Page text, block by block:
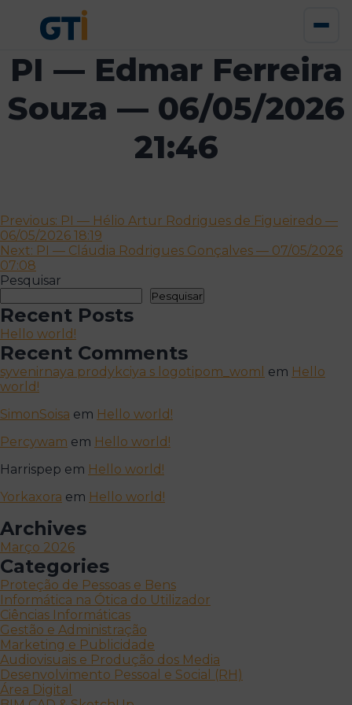
PI — Edmar Ferreira
Souza — 06/05/2026
21:46
Navegação
de
artigos
Previous: PI — Hélio Artur Rodrigues de Figueiredo —
06/05/2026 18:19
Next: PI — Cláudia Rodrigues Gonçalves — 07/05/2026
07:08
Pesquisar
Pesquisar
Recent Posts
Hello world!
Recent Comments
syvenirnaya prodykciya s logotipom_woml em Hello
world!
SimonSoisa em Hello world!
Percywam em Hello world!
Harrispep em Hello world!
Yorkaxora em Hello world!
Archives
Março 2026
Categories
Proteção de Pessoas e Bens
Informática na Ótica do Utilizador
Ciências Informáticas
Gestão e Administração
Marketing e Publicidade
Audiovisuais e Produção dos Media
Desenvolvimento Pessoal e Social (RH)
Área Digital